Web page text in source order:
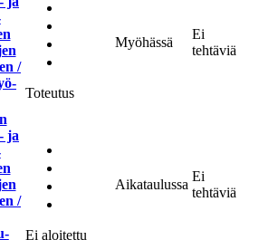
/
Toteutus
Myöhässä
Ei
tehtäviä
ja
/
Ei aloitettu
Aikataulussa
Ei
tehtäviä